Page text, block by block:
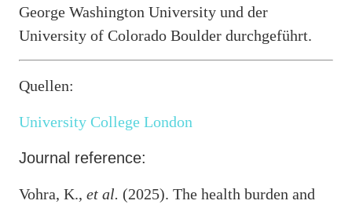
George Washington University und der
University of Colorado Boulder durchgeführt.
Quellen:
University College London
Journal reference:
Vohra, K., et al. (2025). The health burden and